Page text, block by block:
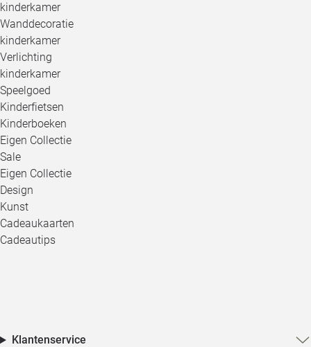
kinderkamer
Wanddecoratie
kinderkamer
Verlichting
kinderkamer
Speelgoed
Kinderfietsen
Kinderboeken
Eigen Collectie
Sale
Eigen Collectie
Design
Kunst
Cadeaukaarten
Cadeautips
Klantenservice